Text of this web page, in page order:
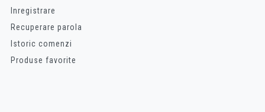
Inregistrare
Recuperare parola
Istoric comenzi
Produse favorite